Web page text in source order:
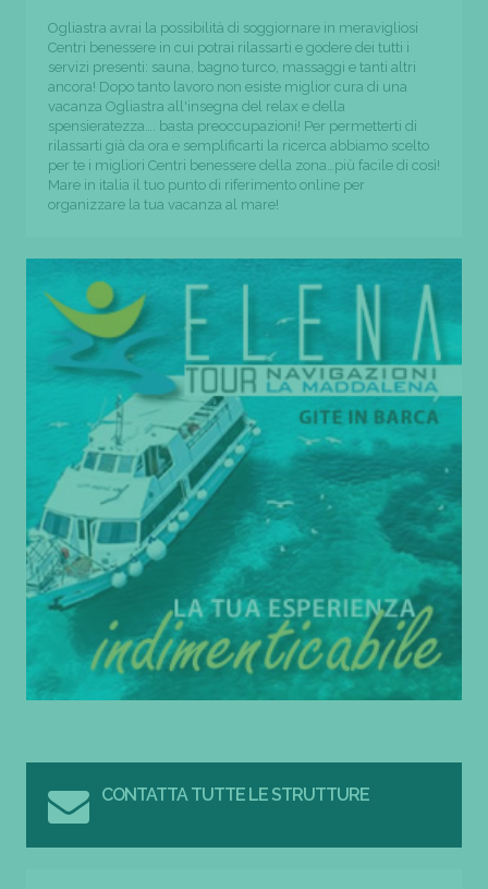
Ogliastra avrai la possibilità di soggiornare in meravigliosi
Centri benessere in cui potrai rilassarti e godere dei tutti i
servizi presenti: sauna, bagno turco, massaggi e tanti altri
ancora! Dopo tanto lavoro non esiste miglior cura di una
vacanza Ogliastra all'insegna del relax e della
spensieratezza…. basta preoccupazioni! Per permetterti di
rilassarti già da ora e semplificarti la ricerca abbiamo scelto
per te i migliori Centri benessere della zona…più facile di così!
Mare in italia il tuo punto di riferimento online per
organizzare la tua vacanza al mare!
CONTATTA TUTTE LE STRUTTURE